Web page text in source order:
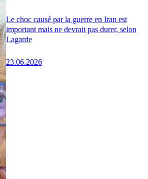
Le choc causé par la guerre en Iran est
important mais ne devrait pas durer, selon
Lagarde
23.06.2026